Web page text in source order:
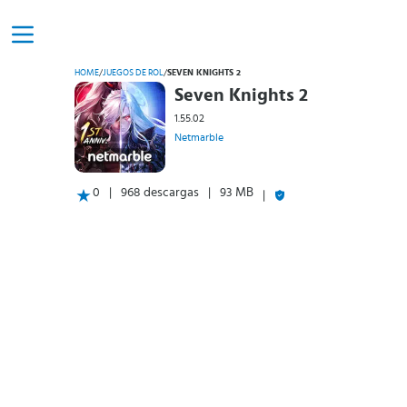
HOME/JUEGOS DE ROL/SEVEN KNIGHTS 2
Seven Knights 2
1.55.02
Netmarble
0 968 descargas 93 MB